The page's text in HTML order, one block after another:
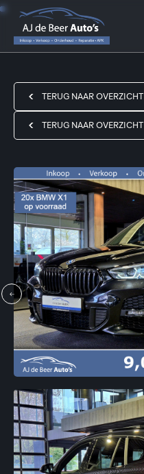
TERUG NAAR OVERZICHT
TERUG NAAR OVERZICHT